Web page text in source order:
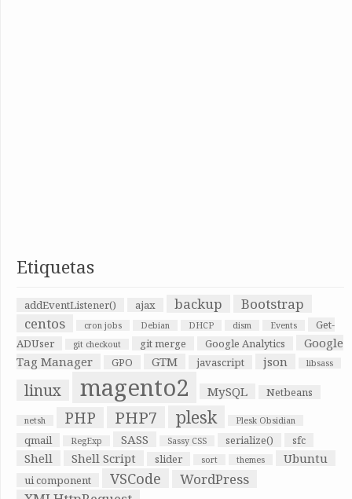
Etiquetas
addEventListener() ajax backup
Bootstrap
centos
cron jobs Debian DHCP dism Events
Get-
ADUser
git checkout git merge Google Analytics
Google
Tag Manager
GPO GTM javascript json libsass
linux magento2 MySQL Netbeans
netsh PHP PHP7 plesk Plesk Obsidian
qmail RegExp SASS Sassy CSS serialize() sfc
Shell Shell Script slider sort themes Ubuntu
ui component VSCode
WordPress